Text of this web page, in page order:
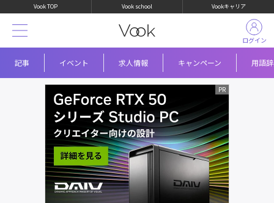
Vook TOP Vook school Vookキャリア
記事 イベント 求人情報 キャンペーン 用語
ログイン